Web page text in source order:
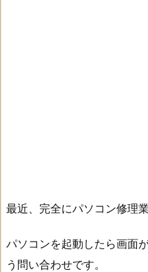
最近、完全にパソコン修理
パソコンを起動したら画面
う問い合わせです。